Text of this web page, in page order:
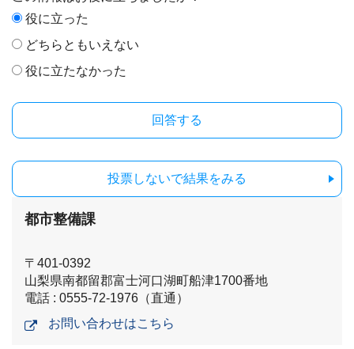
役に立った
どちらともいえない
役に立たなかった
投票しないで結果をみる
都市整備課
〒401-0392
山梨県南都留郡富士河口湖町船津1700番地
電話 : 0555-72-1976（直通）
お問い合わせはこちら